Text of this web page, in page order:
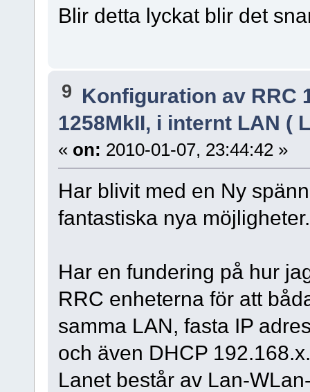
Blir detta lyckat blir det
9 Konfiguration av RRC
1258MkII, i internt LAN (
« on: 2010-01-07, 23:44:42 »
Har blivit med en Ny
fantastiska nya
Har en fundering på hur
RRC enheterna för att
samma LAN, fasta IP
och även DHCP
Lanet består av Lan-